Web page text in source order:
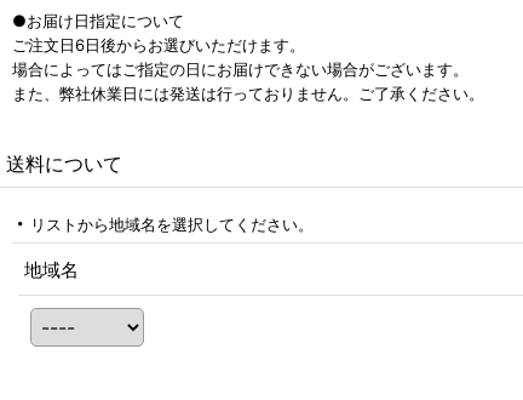
●お届け日指定について
ご注文日6日後からお選びいただけます。
場合によってはご指定の日にお届けできない場合がございます。
また、弊社休業日には発送は行っておりません。ご了承ください。
送料について
リストから地域名を選択してください。
地域名